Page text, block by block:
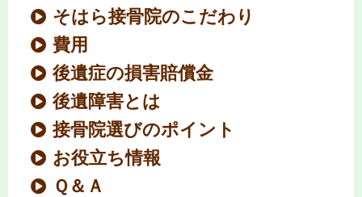
そはら接骨院のこだわり
費用
後遺症の損害賠償金
後遺障害とは
接骨院選びのポイント
お役立ち情報
Ｑ＆Ａ